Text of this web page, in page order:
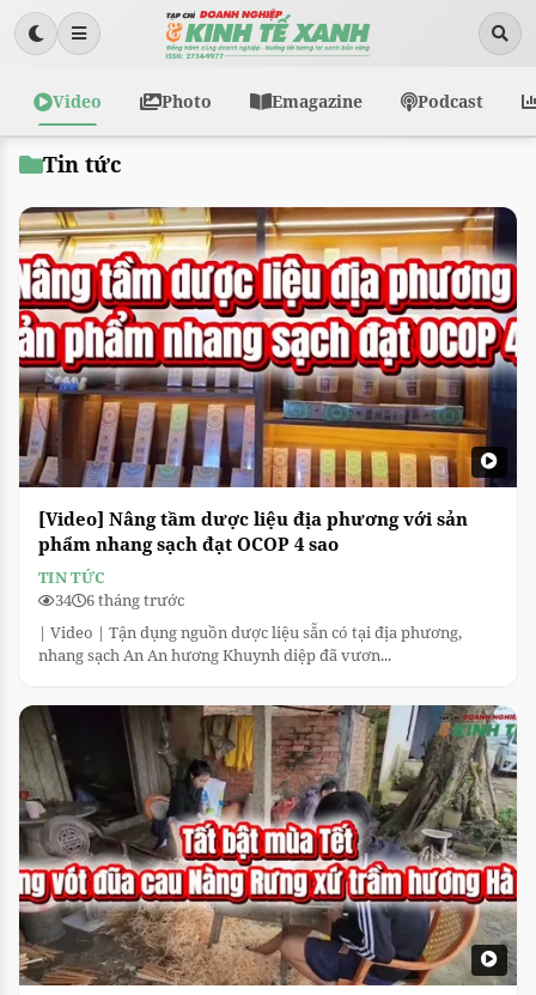
Video Photo Emagazine Podcast
Tin tức
[Video] Nâng tầm dược liệu địa phương với sản
phẩm nhang sạch đạt OCOP 4 sao
TIN TỨC
34
6 tháng trước
| Video | Tận dụng nguồn dược liệu sẵn có tại địa phương,
nhang sạch An An hương Khuynh diệp đã vươn...